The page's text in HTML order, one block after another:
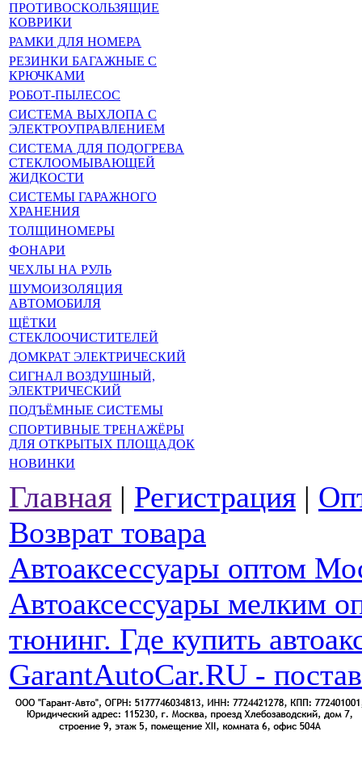
ПРОТИВОСКОЛЬЗЯЩИЕ
КОВРИКИ
РАМКИ ДЛЯ НОМЕРА
РЕЗИНКИ БАГАЖНЫЕ С
КРЮЧКАМИ
РОБОТ-ПЫЛЕСОС
СИСТЕМА ВЫХЛОПА С
ЭЛЕКТРОУПРАВЛЕНИЕМ
СИСТЕМА ДЛЯ ПОДОГРЕВА
СТЕКЛООМЫВАЮЩЕЙ
ЖИДКОСТИ
СИСТЕМЫ ГАРАЖНОГО
ХРАНЕНИЯ
ТОЛЩИНОМЕРЫ
ФОНАРИ
ЧЕХЛЫ НА РУЛЬ
ШУМОИЗОЛЯЦИЯ
АВТОМОБИЛЯ
ЩЁТКИ
СТЕКЛООЧИСТИТЕЛЕЙ
ДОМКРАТ ЭЛЕКТРИЧЕСКИЙ
СИГНАЛ ВОЗДУШНЫЙ,
ЭЛЕКТРИЧЕСКИЙ
ПОДЪЁМНЫЕ СИСТЕМЫ
СПОРТИВНЫЕ ТРЕНАЖЁРЫ
ДЛЯ ОТКРЫТЫХ ПЛОЩАДОК
НОВИНКИ
Главная | Регистрация |
Возврат товара
Автоаксессуары оптом
Автоаксессуары мелким
тюнинг. Где купить
GarantAutoCar.RU -